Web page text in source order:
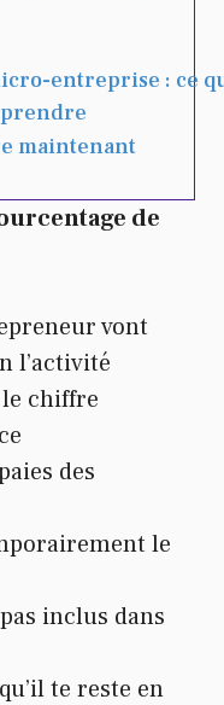
entreprise : ce
maintenant
de
vont
l’activité
chiffre
des
le
pas inclus dans
te reste en